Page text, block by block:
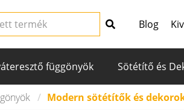
Blog
függönyök Sötétítő és
Modern sötétítők és